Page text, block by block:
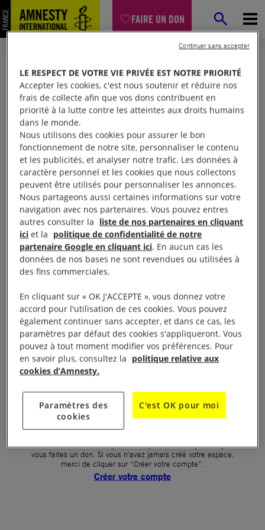
FAIRE UN DON
Mon espace
Connexion
Votre adresse email (obligatoire)
Mot de passe oublié ?
Un problème de connexion ?
Première connexion ?
La création de votre espace n’est pas automatique lorsque
vous faites un don. Si vous n’avez jamais créé votre espace,
merci de cliquer sur “Créer votre compte”.
Créer votre compte
LE RESPECT DE VOTRE VIE PRIVÉE EST NOTRE PRIORITÉ
Accepter les cookies, c'est nous soutenir et réduire nos
frais de collecte afin que vos dons contribuent en
priorité à la lutte contre les atteintes aux droits humains
dans le monde.
Nous utilisons des cookies pour assurer le bon
fonctionnement de notre site, personnaliser le contenu
et les publicités, et analyser notre trafic. Les données à
caractère personnel et les cookies que nous collectons
peuvent être utilisés pour personnaliser les annonces.
Nous partageons aussi certaines informations sur votre
navigation avec nos partenaires. Vous pouvez entres
autres consulter la liste de nos partenaires en cliquant
ici et la politique de confidentialité de notre
partenaire Google en cliquant ici. En aucun cas les
données de nos bases ne sont revendues ou utilisées à
des fins commerciales.
En cliquant sur « OK J'ACCEPTE », vous donnez votre
accord pour l'utilisation de ces cookies. Vous pouvez
également continuer sans accepter, et dans ce cas, les
paramètres par défaut des cookies s'appliqueront. Vous
pouvez à tout moment modifier vos préférences. Pour
en savoir plus, consultez la politique relative aux
cookies d’Amnesty.
Paramètres des
cookies
C'est OK pour moi
Continuer sans accepter